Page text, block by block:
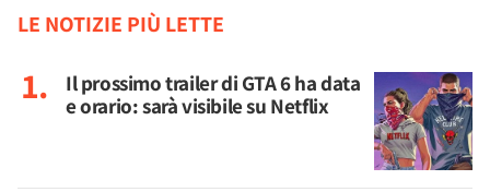
LE NOTIZIE PIÙ LETTE
Il prossimo trailer di GTA 6 ha data
e orario: sarà visibile su Netflix